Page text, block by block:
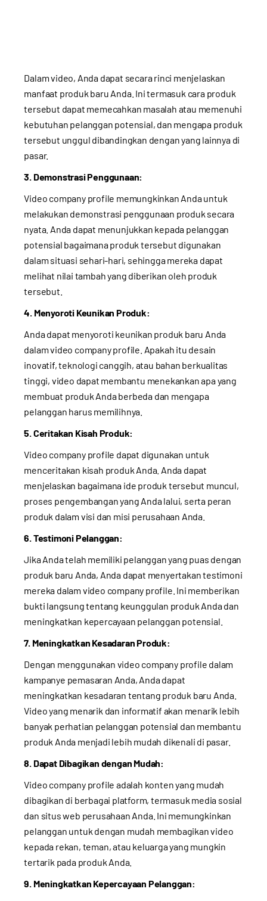
Dalam video, Anda dapat secara rinci menjelaskan
manfaat produk baru Anda. Ini termasuk cara produk
tersebut dapat memecahkan masalah atau memenuhi
kebutuhan pelanggan potensial, dan mengapa produk
tersebut unggul dibandingkan dengan yang lainnya di
pasar.
3. Demonstrasi Penggunaan:
Video company profile memungkinkan Anda untuk
melakukan demonstrasi penggunaan produk secara
nyata. Anda dapat menunjukkan kepada pelanggan
potensial bagaimana produk tersebut digunakan
dalam situasi sehari-hari, sehingga mereka dapat
melihat nilai tambah yang diberikan oleh produk
tersebut.
4. Menyoroti Keunikan Produk:
Anda dapat menyoroti keunikan produk baru Anda
dalam video company profile. Apakah itu desain
inovatif, teknologi canggih, atau bahan berkualitas
tinggi, video dapat membantu menekankan apa yang
membuat produk Anda berbeda dan mengapa
pelanggan harus memilihnya.
5. Ceritakan Kisah Produk:
Video company profile dapat digunakan untuk
menceritakan kisah produk Anda. Anda dapat
menjelaskan bagaimana ide produk tersebut muncul,
proses pengembangan yang Anda lalui, serta peran
produk dalam visi dan misi perusahaan Anda.
6. Testimoni Pelanggan:
Jika Anda telah memiliki pelanggan yang puas dengan
produk baru Anda, Anda dapat menyertakan testimoni
mereka dalam video company profile. Ini memberikan
bukti langsung tentang keunggulan produk Anda dan
meningkatkan kepercayaan pelanggan potensial.
7. Meningkatkan Kesadaran Produk:
Dengan menggunakan video company profile dalam
kampanye pemasaran Anda, Anda dapat
meningkatkan kesadaran tentang produk baru Anda.
Video yang menarik dan informatif akan menarik lebih
banyak perhatian pelanggan potensial dan membantu
produk Anda menjadi lebih mudah dikenali di pasar.
8. Dapat Dibagikan dengan Mudah:
Video company profile adalah konten yang mudah
dibagikan di berbagai platform, termasuk media sosial
dan situs web perusahaan Anda. Ini memungkinkan
pelanggan untuk dengan mudah membagikan video
kepada rekan, teman, atau keluarga yang mungkin
tertarik pada produk Anda.
9. Meningkatkan Kepercayaan Pelanggan: